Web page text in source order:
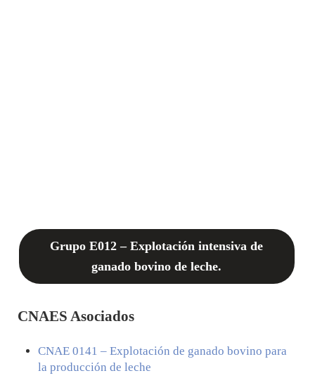
Grupo E012 – Explotación intensiva de
ganado bovino de leche.
CNAES Asociados
CNAE0141 – Explotación de ganado bovino para
la producción de leche